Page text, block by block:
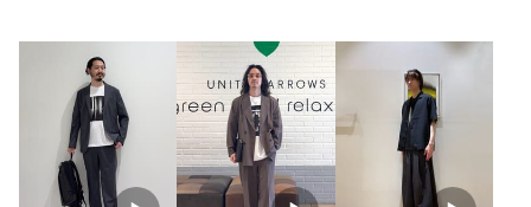
商品詳細
注文キャンセル 対象商品
対象商品 返品等について
男性
年代：60代～
身長：173cm
普段の着用サイズ：L